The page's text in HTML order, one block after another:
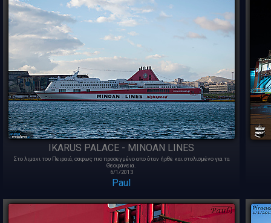
IKARUS PALACE - MINOAN LINES
Στο λιμανι του Πειραιά, σαφως πιο προσεγμένο απο όταν ήρθε και στολισμένο για τα
Θεοφάνεια.
6/1/2013
Paul